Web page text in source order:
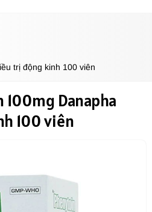
trị động kinh 100 viên
Danapha
100 viên